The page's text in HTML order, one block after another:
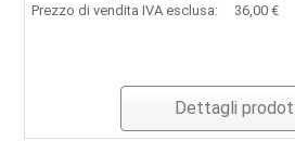
Prezzo di vendita IVA esclusa:
36,00 €
Dettagli